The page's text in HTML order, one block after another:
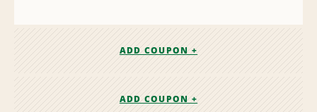
ADD COUPON +
ADD COUPON +